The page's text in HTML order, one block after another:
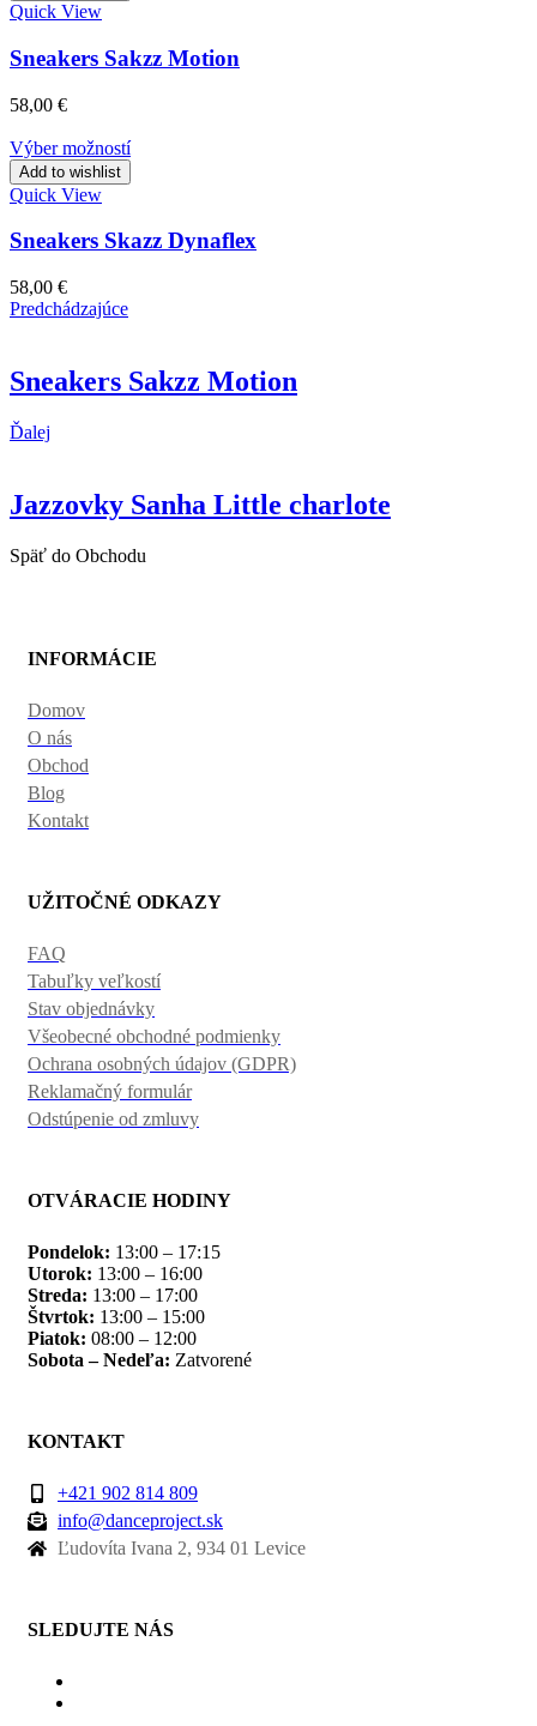
Quick View
Sneakers Sakzz Motion
58,00 €
Výber možností
Add to wishlist
Quick View
Sneakers Skazz Dynaflex
58,00 €
Predchádzajúce
Sneakers Sakzz Motion
Ďalej
Jazzovky Sanha Little charlote
Späť do Obchodu
INFORMÁCIE
Domov
O nás
Obchod
Blog
Kontakt
UŽITOČNÉ ODKAZY
FAQ
Tabuľky veľkostí
Stav objednávky
Všeobecné obchodné podmienky
Ochrana osobných údajov (GDPR)
Reklamačný formulár
Odstúpenie od zmluvy
OTVÁRACIE HODINY
Pondelok: 13:00 – 17:15
Utorok: 13:00 – 16:00
Streda: 13:00 – 17:00
Štvrtok: 13:00 – 15:00
Piatok: 08:00 – 12:00
Sobota – Nedeľa: Zatvorené
KONTAKT
+421 902 814 809
info@danceproject.sk
Ľudovíta Ivana 2, 934 01 Levice
SLEDUJTE NÁS